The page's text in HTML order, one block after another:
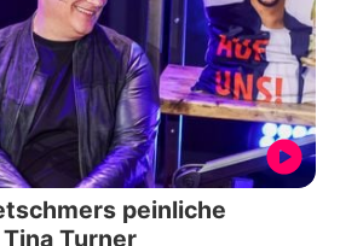
peinliche
Turner